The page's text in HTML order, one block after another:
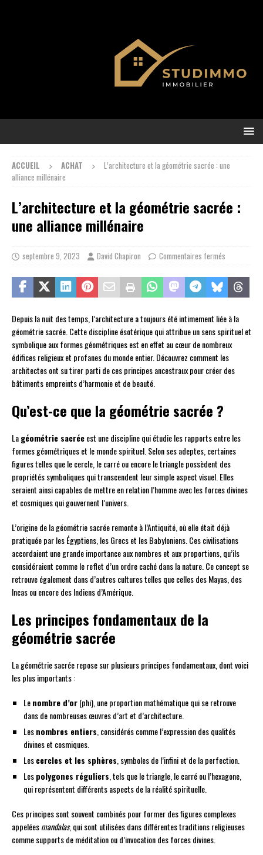
ACCUEIL ACHAT
L’architecture et la géométrie sacrée : une
alliance millénaire
L’architecture et la géométrie sacrée :
une alliance millénaire
septembre 9, 2023 David Chapiron Commentaires fermés
Depuis la nuit des temps, l’architecture a toujours été intimement liée à la
géométrie sacrée. Cette discipline ésotérique qui attribue un sens spirituel et
symbolique aux formes géométriques est en effet au cœur de nombreux
édifices religieux et profanes du monde entier. Découvrez comment les
architectes ont su tirer parti de ces principes ancestraux pour créer des
bâtiments empreints d’harmonie et de beauté.
Qu’est-ce que la géométrie sacrée ?
Lagéométrie sacréeest une discipline qui étudie les rapports entre les
formes géométriques et le monde spirituel. Selon ses adeptes, certaines
figures telles que le cercle, le carré ou encore le triangle possèdent des
propriétés symboliques qui transcendent leur simple aspect visuel. Elles
seraient ainsi capables de mettre en relation l’homme avec les forces divines
et cosmiques qui gouvernent l’univers.
L’origine de la géométrie sacrée remonte à l’Antiquité, où elle était déjà
pratiquée par les Égyptiens, les Grecs et les Babyloniens. Ces civilisations
accordaient une grande importance aux nombres et aux proportions, qu’ils
considéraient comme le reflet d’un ordre caché dans la nature. Ce concept se
retrouve également dans d’autres cultures telles que celles des Mayas, des
Incas ou encore des Indiens d’Amérique.
Les principes fondamentaux de la
géométrie sacrée
La géométrie sacrée repose sur plusieurs principes fondamentaux, dont voici
les plus importants :
Lenombre d’or(phi), une proportion mathématique qui se retrouve
dans de nombreuses œuvres d’art et d’architecture.
Lesnombres entiers , considérés comme l’expression des qualités
divines et cosmiques.
Lescercles et les sphères , symboles de l’infini et de la perfection.
Lespolygones réguliers , tels que le triangle, le carré ou l’hexagone,
qui représentent différents aspects de la réalité spirituelle.
Ces principes sont souvent combinés pour former des figures complexes
appeléesmandalas, qui sont utilisées dans différentes traditions religieuses
comme supports de méditation ou d’invocation des forces divines.